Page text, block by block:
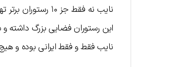
نایب نه فقط جز
نایب فقط و فقط ایرانی بوده و